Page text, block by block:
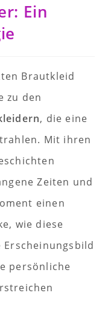
Ein
Brautkleid
zu den
, die eine
Mit ihren
Zeiten und
einen
wie diese
persönliche